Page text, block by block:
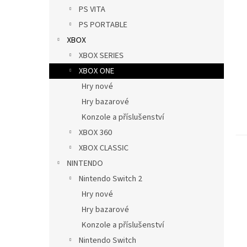
PS VITA
PS PORTABLE
XBOX
XBOX SERIES
XBOX ONE
Hry nové
Hry bazarové
Konzole a příslušenství
XBOX 360
XBOX CLASSIC
NINTENDO
Nintendo Switch 2
Hry nové
Hry bazarové
Konzole a příslušenství
Nintendo Switch